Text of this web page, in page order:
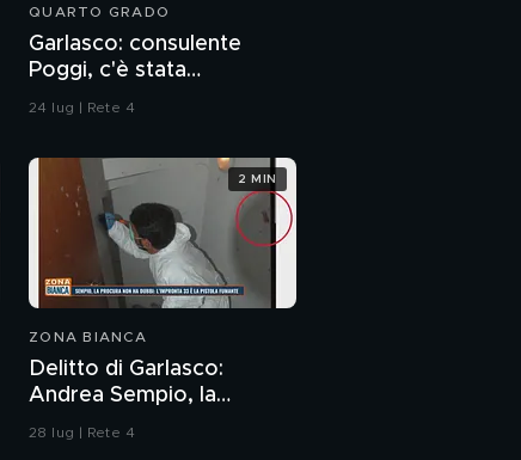
QUARTO GRADO
Garlasco: consulente
Poggi, c'è stata
contaminazione sulle
24 lug | Rete 4
ZONA BIANCA
Delitto di Garlasco:
Andrea Sempio, la
Procura di Pavia non ha
28 lug | Rete 4
2 MIN